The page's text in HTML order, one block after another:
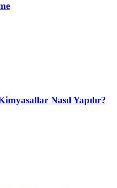
Nasıl Yapılır?